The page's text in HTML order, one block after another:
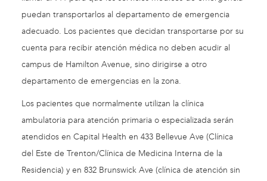
puedan transportarlos al departamento de emergencia
adecuado. Los pacientes que decidan transportarse por su
cuenta para recibir atención médica no deben acudir al
campus de Hamilton Avenue, sino dirigirse a otro
departamento de emergencias en la zona.
Los pacientes que normalmente utilizan la clínica
ambulatoria para atención primaria o especializada serán
atendidos en Capital Health en 433 Bellevue Ave (Clínica
del Este de Trenton/Clínica de Medicina Interna de la
Residencia) y en 832 Brunswick Ave (clínica de atención sin